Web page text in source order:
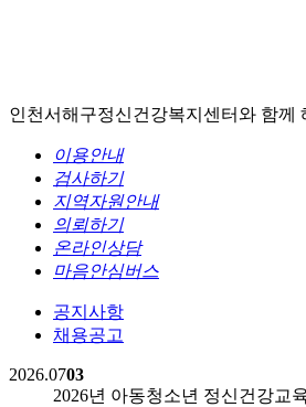
인천서해구정신건강복지센터와 함께
이용안내
검사하기
지역자원안내
의뢰하기
온라인상담
마음안심버스
공지사항
채용공고
2026.0703
2026년 아동청소년 정신건강교